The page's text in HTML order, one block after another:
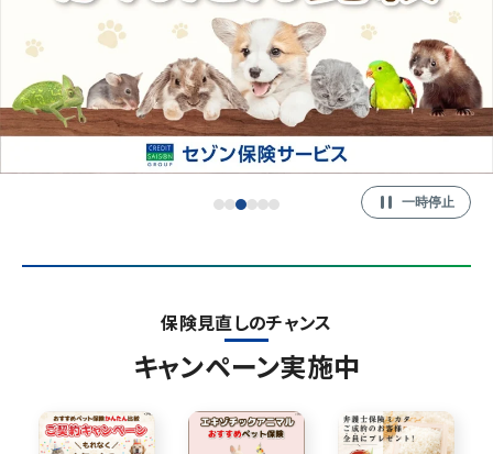
一時停止
保険見直しのチャンス
キャンペーン実施中